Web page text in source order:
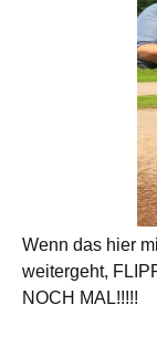
Wenn das hier
weitergeht,
NOCH MAL!!!!!